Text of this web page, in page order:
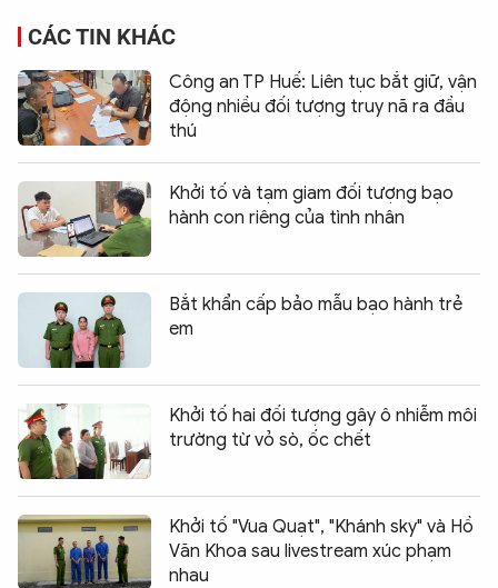
CÁC TIN KHÁC
Công an TP Huế: Liên tục bắt giữ, vận
động nhiều đối tượng truy nã ra đầu
thú
Khởi tố và tạm giam đối tượng bạo
hành con riêng của tình nhân
Bắt khẩn cấp bảo mẫu bạo hành trẻ
em
Khởi tố hai đối tượng gây ô nhiễm môi
trường từ vỏ sò, ốc chết
Khởi tố "Vua Quạt", "Khánh sky" và Hồ
Văn Khoa sau livestream xúc phạm
nhau